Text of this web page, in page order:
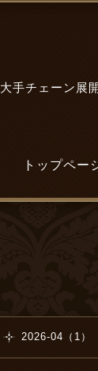
大手チェーン展
トップペー
2026-04（1）